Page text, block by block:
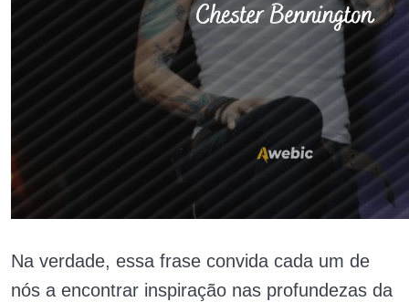
Na verdade, essa frase convida cada um de
nós a encontrar inspiração nas profundezas da